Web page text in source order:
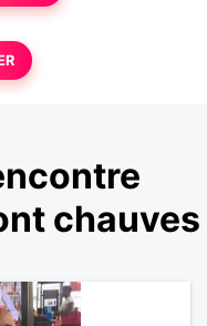
chauves